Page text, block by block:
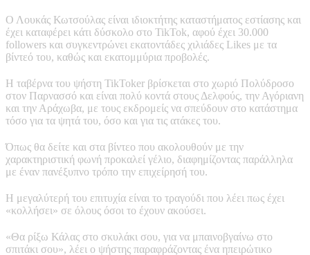
Ο Λουκάς Κωτσούλας είναι ιδιοκτήτης καταστήματος εστίασης και
έχει καταφέρει κάτι δύσκολο στο TikTok, αφού έχει 30.000
followers και συγκεντρώνει εκατοντάδες χιλιάδες Likes με τα
βίντεό του, καθώς και εκατομμύρια προβολές.
Η ταβέρνα του ψήστη TikToker βρίσκεται στο χωριό Πολύδροσο
στον Παρνασσό και είναι πολύ κοντά στους Δελφούς, την Αγόριανη
και την Αράχωβα, με τους εκδρομείς να σπεύδουν στο κατάστημα
τόσο για τα ψητά του, όσο και για τις ατάκες του.
Όπως θα δείτε και στα βίντεο που ακολουθούν με την
χαρακτηριστική φωνή προκαλεί γέλιο, διαφημίζοντας παράλληλα
με έναν πανέξυπνο τρόπο την επιχείρησή του.
Η μεγαλύτερή του επιτυχία είναι το τραγούδι που λέει πως έχει
«κολλήσει» σε όλους όσοι το έχουν ακούσει.
«Θα ρίξω Κάλας στο σκυλάκι σου, για να μπαινοβγαίνω στο
σπιτάκι σου», λέει ο ψήστης παραφράζοντας ένα ηπειρώτικο